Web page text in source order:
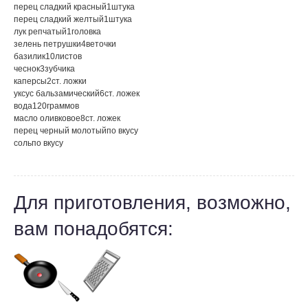
перец сладкий красный1 штука
перец сладкий желтый1 штука
лук репчатый1 головка
зелень петрушки4веточки
базилик10листов
чеснок3зубчика
каперсы2ст. ложки
уксус бальзамический6ст. ложек
вода120граммов
масло оливковое8ст. ложек
перец черный молотыйпо вкусу
сольпо вкусу
Для приготовления, возможно,
вам понадобятся: